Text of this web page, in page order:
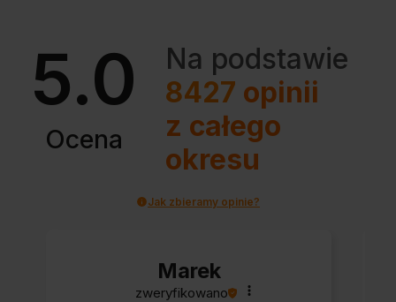
5.0
Ocena
Na podstawie
8427 opinii
z całego
okresu
Jak zbieramy opinie?
Marek
zweryfikowano